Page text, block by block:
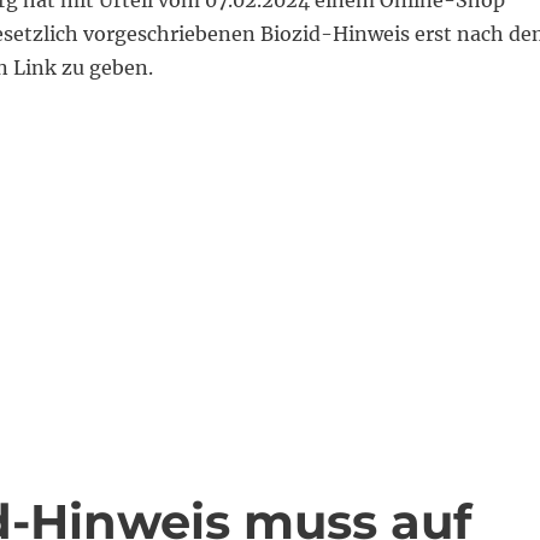
vorgeschriebenen Biozid-Hinweis erst nach
Link zu geben.
Verlinkter Biozid-Hinweis in Online-Shop
Hinweis muss auf